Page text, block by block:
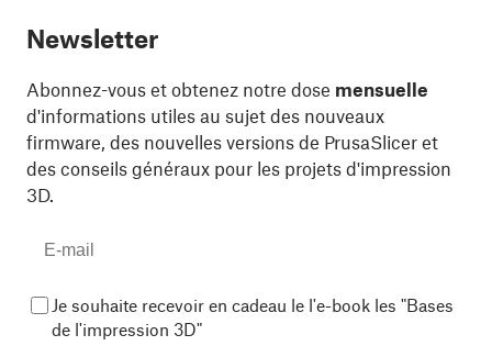
Newsletter
Abonnez-vous et obtenez notre dose mensuelle
d'informations utiles au sujet des nouveaux
firmware, des nouvelles versions de PrusaSlicer et
des conseils généraux pour les projets d'impression
3D.
Je souhaite recevoir en cadeau le l'e-book les "Bases
de l'impression 3D"